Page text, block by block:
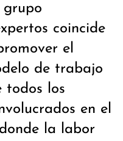
grupo
coincide
el
de trabajo
todos los
en el
la labor